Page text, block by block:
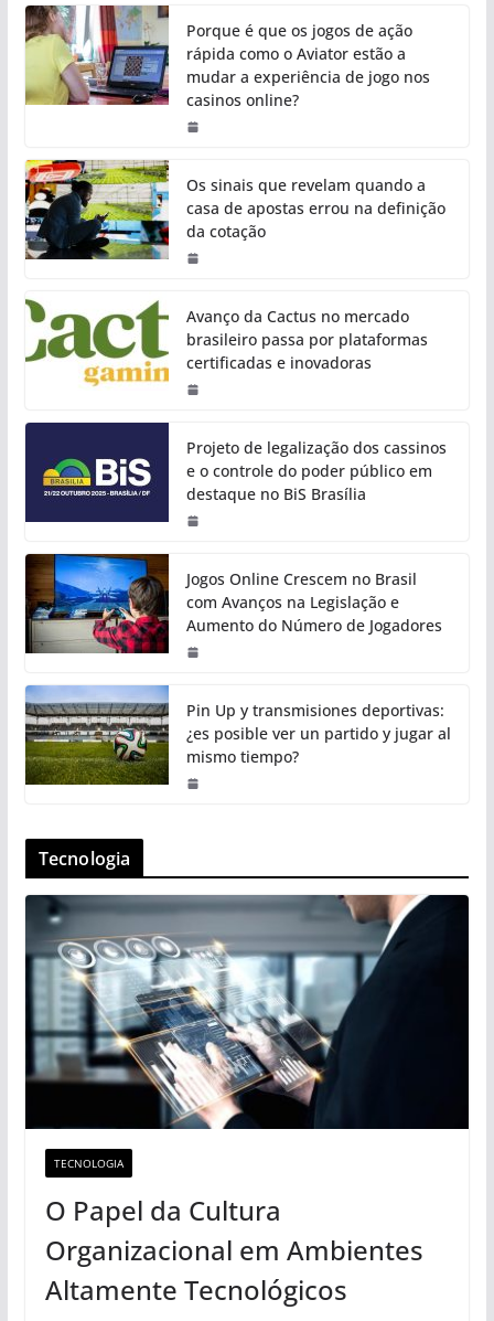
Porque é que os jogos de ação
rápida como o Aviator estão a
mudar a experiência de jogo nos
casinos online?
Os sinais que revelam quando a
casa de apostas errou na definição
da cotação
Avanço da Cactus no mercado
brasileiro passa por plataformas
certificadas e inovadoras
Projeto de legalização dos cassinos
e o controle do poder público em
destaque no BiS Brasília
Jogos Online Crescem no Brasil
com Avanços na Legislação e
Aumento do Número de Jogadores
Pin Up y transmisiones deportivas:
¿es posible ver un partido y jugar al
mismo tiempo?
Tecnologia
TECNOLOGIA
O Papel da Cultura
Organizacional em Ambientes
Altamente Tecnológicos